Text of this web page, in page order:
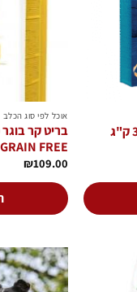
אוכל לפי סוג הכלב
GRAIN FREE
₪109.00